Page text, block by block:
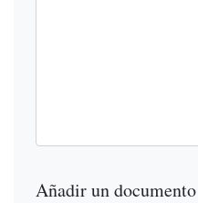
Añadir un documento